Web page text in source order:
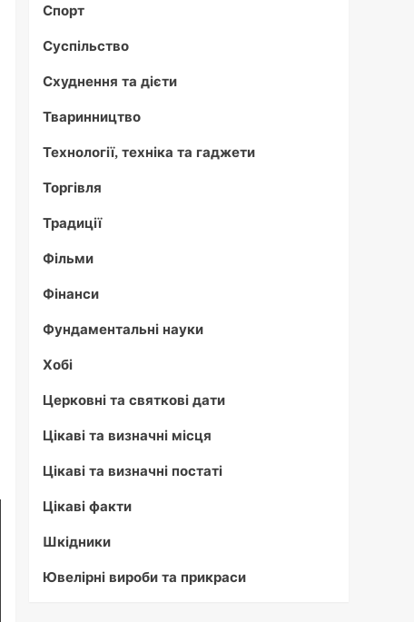
Спорт
Суспільство
Схуднення та дієти
Тваринництво
Технології, техніка та гаджети
Торгівля
Традиції
Фільми
Фінанси
Фундаментальні науки
Хобі
Церковні та святкові дати
Цікаві та визначні місця
Цікаві та визначні постаті
Цікаві факти
Шкідники
Ювелірні вироби та прикраси